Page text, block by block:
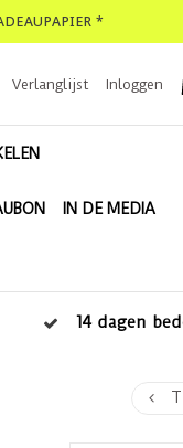
*
Verlanglijst Inloggen
IN DE MEDIA
14 dagen